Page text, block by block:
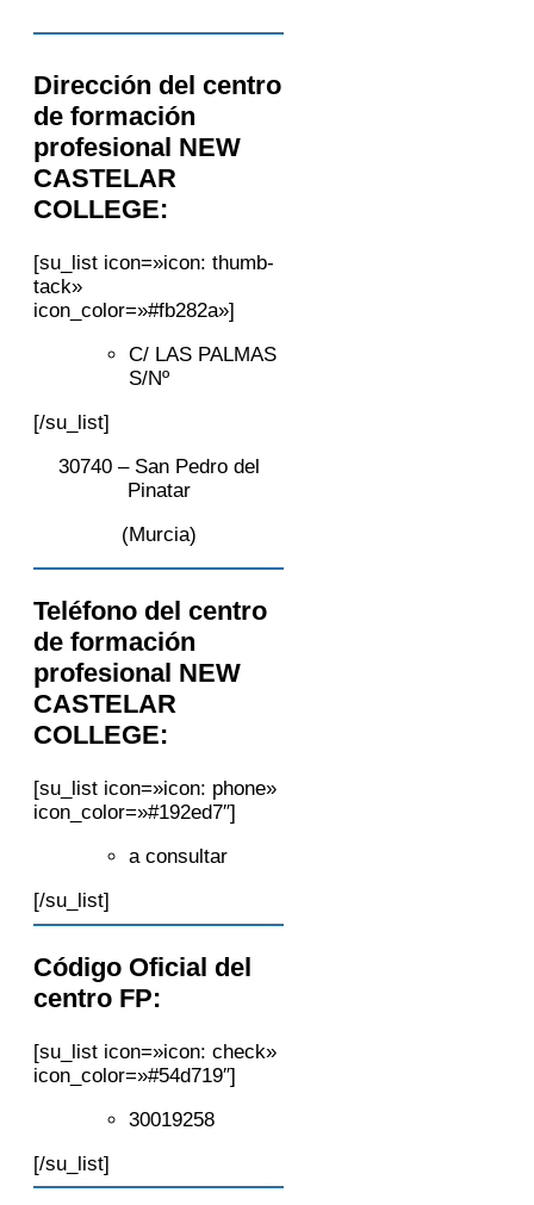
Dirección del centro
de formación
profesional NEW
CASTELAR
COLLEGE:
[su_list icon=»icon: thumb-
tack»
icon_color=»#fb282a»]
C/ LAS PALMAS
S/Nº
[/su_list]
30740 – San Pedro del
Pinatar
(Murcia)
Teléfono del centro
de formación
profesional NEW
CASTELAR
COLLEGE:
[su_list icon=»icon: phone»
icon_color=»#192ed7″]
a consultar
[/su_list]
Código Oficial del
centro FP:
[su_list icon=»icon: check»
icon_color=»#54d719″]
30019258
[/su_list]